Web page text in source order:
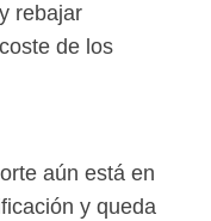
rebajar
de los
aún está en
y queda